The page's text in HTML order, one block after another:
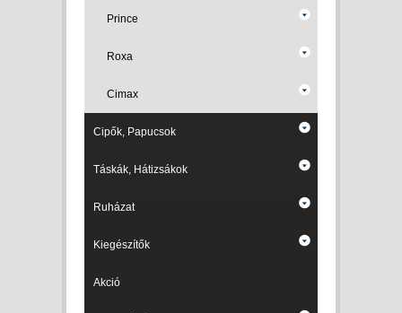
Prince
Roxa
Cimax
Cipők, Papucsok
Táskák, Hátizsákok
Ruházat
Kiegészítők
Akció